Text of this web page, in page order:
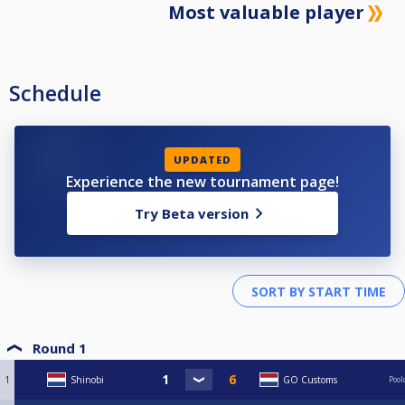
Most valuable player
Schedule
UPDATED
Experience the new tournament page!
Try Beta version
Round 1
1 Shinobi GO Customs